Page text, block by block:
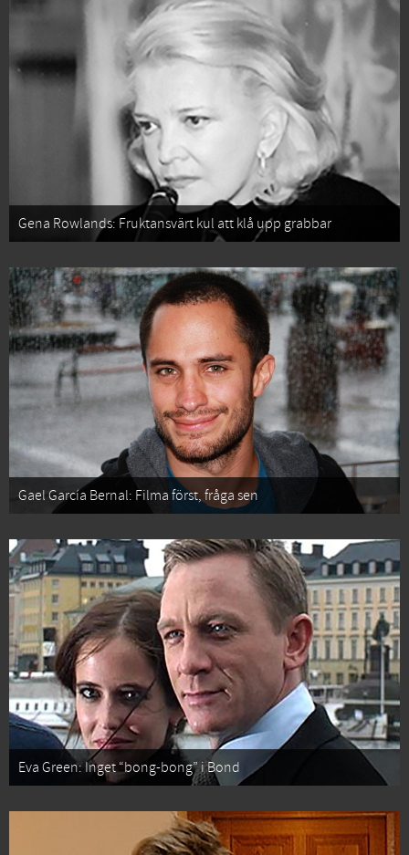
Gena Rowlands: Fruktansvärt kul att klå upp grabbar
Gael García Bernal: Filma först, fråga sen
Eva Green: Inget “bong-bong” i Bond